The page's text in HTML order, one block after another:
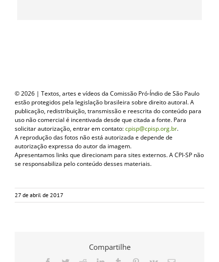
© 2026 | Textos, artes e vídeos da Comissão Pró-Índio de São Paulo
estão protegidos pela legislação brasileira sobre direito autoral. A
publicação, redistribuição, transmissão e reescrita do conteúdo para
uso não comercial é incentivada desde que citada a fonte. Para
solicitar autorização, entrar em contato:cpisp@cpisp.org.br.
A reprodução das fotos não está autorizada e depende de
autorização expressa do autor da imagem.
Apresentamos links que direcionam para sites externos. A CPI-SP não
se responsabiliza pelo conteúdo desses materiais.
27 de abril de 2017
Compartilhe